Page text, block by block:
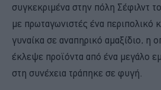
συγκεκριμένα στην πόλη Σέφιλντ
με πρωταγωνιστές ένα περιπολικό
γυναίκα σε αναπηρικό αμαξίδιο, η
έκλεψε προϊόντα από ένα μεγάλο
στη συνέχεια τράπηκε σε φυγή.